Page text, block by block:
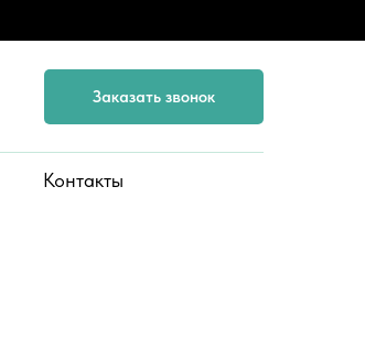
Заказать звонок
Контакты